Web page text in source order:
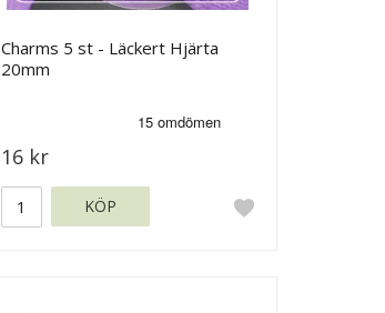
Charms 5 st - Läckert Hjärta
20mm
16 kr
KÖP